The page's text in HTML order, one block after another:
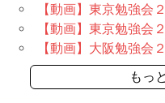
【動画】東京勉強会
【動画】東京勉強会
【動画】大阪勉強会
もっ